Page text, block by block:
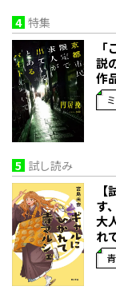
4 特集
説
作
5 試し読み
す
大
れ